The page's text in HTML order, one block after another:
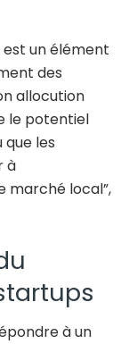
est un élément
des
allocution
le potentiel
les
à
marché local”,
à un